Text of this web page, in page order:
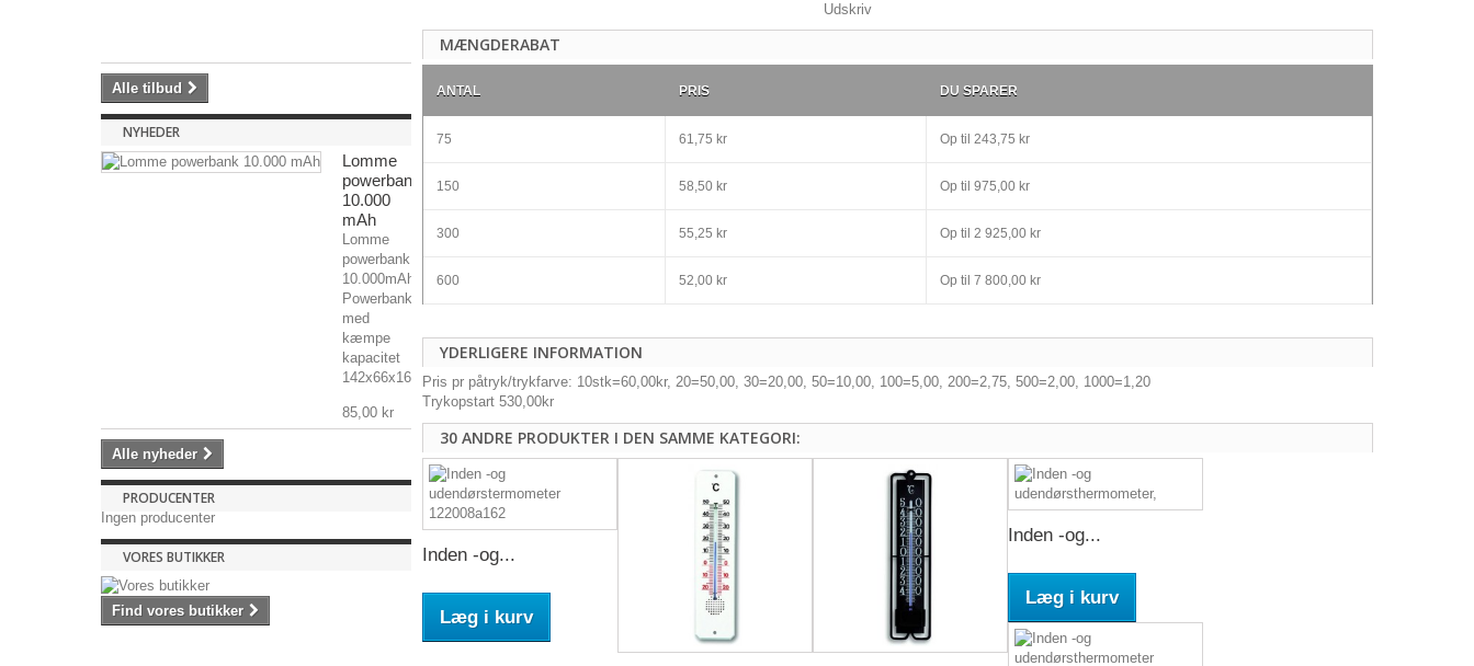
41,50
Alle tilbud
NYHEDER
Lomme
powerbank
10.000
mAh
Lomme
powerbank
10.000mAh
Powerbank
med
kæmpe
kapacitet
142x66x16mm,...
85,00 kr
Alle nyheder
PRODUCENTER
Ingen producenter
VORES BUTIKKER
Find vores butikker
Udskriv
MÆNGDERABAT
ANTAL PRIS DU SPARER
75 61,75 kr Op til 243,75 kr
150 58,50 kr Op til 975,00 kr
300 55,25 kr Op til 2 925,00 kr
600 52,00 kr Op til 7 800,00 kr
YDERLIGERE INFORMATION
Pris pr påtryk/trykfarve: 10stk=60,00kr, 20=50,00, 30=20,00, 50=10,00, 100=5,00, 200=2,75, 500=2,00, 1000=1,20
Trykopstart 530,00kr
30 ANDRE PRODUKTER I DEN SAMME KATEGORI:
Inden -og...
Læg i kurv
Inden -og...
Læg i kurv